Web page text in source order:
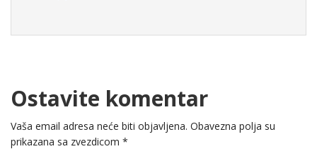
Ostavite komentar
Vaša email adresa neće biti objavljena. Obavezna polja su
prikazana sa zvezdicom *